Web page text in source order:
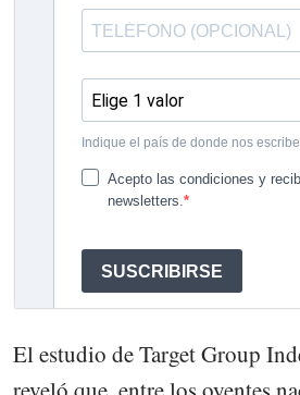
El estudio de Target Group